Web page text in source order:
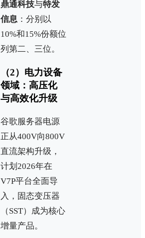
鼎通科技与特发
信息 ：分别以
10%和15%份额位
列第二、三位。
（2）电力设备
领域：高压化
与高效化升级
谷歌服务器电源
正从400V向800V
直流架构升级，
计划2026年在
V7P平台全面导
入，固态变压器
（SST）成为核心
增量产品。